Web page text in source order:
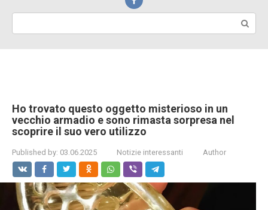
Ho trovato questo oggetto misterioso in un
vecchio armadio e sono rimasta sorpresa nel
scoprire il suo vero utilizzo
Published by: 03.06.2025 Notizie interessanti Author